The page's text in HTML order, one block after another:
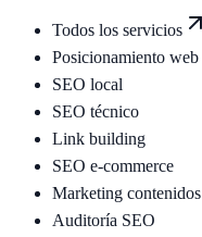
Todos los servicios
Posicionamiento web
SEO local
SEO técnico
Link building
SEO e-commerce
Marketing contenidos
Auditoría SEO